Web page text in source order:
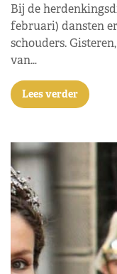
Bij de
februari) dansten
schouders.
van…
Lees verder